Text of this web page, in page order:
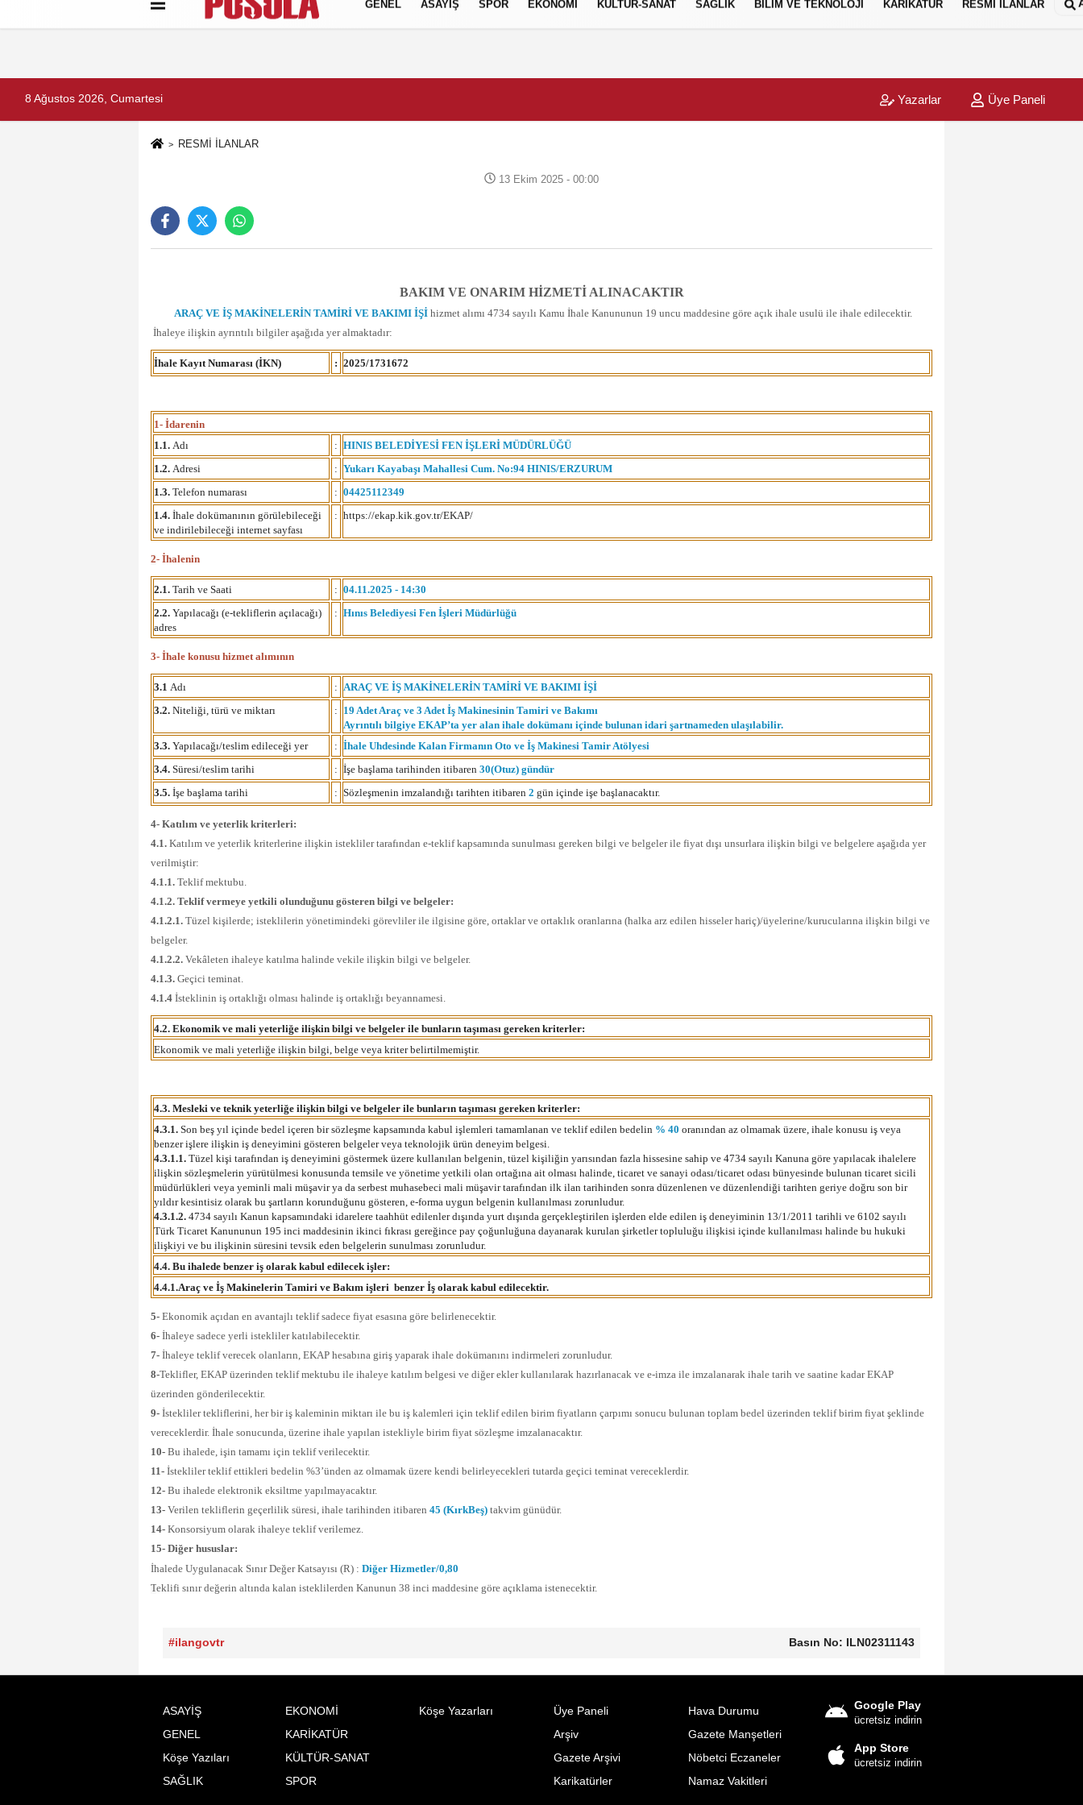
İletişim Gizlilik Politikası
GENEL ASAYİŞ SPOR EKONOMİ KÜLTÜR-SANAT SAĞLIK BİLİM VE TEKNOLOJİ KARİKATÜR RESMİ İLANLAR
8 Ağustos 2026, Cumartesi Yazarlar Üye Paneli
RESMİ İLANLAR
13 Ekim 2025 - 00:00
BAKIM VE ONARIM HİZMETİ ALINACAKTIR
ARAÇ VE İŞ MAKİNELERİN TAMİRİ VE BAKIMI İŞİ hizmet alımı 4734 sayılı Kamu İhale Kanununun 19 uncu maddesine göre açık ihale usulü ile ihale edilecektir.
İhaleye ilişkin ayrıntılı bilgiler aşağıda yer almaktadır:
İhale Kayıt Numarası (İKN) : 2025/1731672
1- İdarenin
1.1. Adı : HINIS BELEDİYESİ FEN İŞLERİ MÜDÜRLÜĞÜ
1.2. Adresi : Yukarı Kayabaşı Mahallesi Cum. No:94 HINIS/ERZURUM
1.3. Telefon numarası : 04425112349
1.4. İhale dokümanının görülebileceği
ve indirilebileceği internet sayfası
: https://ekap.kik.gov.tr/EKAP/
2- İhalenin
2.1. Tarih ve Saati : 04.11.2025 - 14:30
2.2. Yapılacağı (e-tekliflerin açılacağı)
adres
: Hınıs Belediyesi Fen İşleri Müdürlüğü
3- İhale konusu hizmet alımının
3.1 Adı : ARAÇ VE İŞ MAKİNELERİN TAMİRİ VE BAKIMI İŞİ
3.2. Niteliği, türü ve miktarı : 19 Adet Araç ve 3 Adet İş Makinesinin Tamiri ve Bakımı
Ayrıntılı bilgiye EKAP’ta yer alan ihale dokümanı içinde bulunan idari şartnameden ulaşılabilir.
3.3. Yapılacağı/teslim edileceği yer : İhale Uhdesinde Kalan Firmanın Oto ve İş Makinesi Tamir Atölyesi
3.4. Süresi/teslim tarihi : İşe başlama tarihinden itibaren 30(Otuz) gündür
3.5. İşe başlama tarihi : Sözleşmenin imzalandığı tarihten itibaren 2 gün içinde işe başlanacaktır.
4- Katılım ve yeterlik kriterleri:
4.1. Katılım ve yeterlik kriterlerine ilişkin istekliler tarafından e-teklif kapsamında sunulması gereken bilgi ve belgeler ile fiyat dışı unsurlara ilişkin bilgi ve belgelere aşağıda yer
verilmiştir:
4.1.1. Teklif mektubu.
4.1.2. Teklif vermeye yetkili olunduğunu gösteren bilgi ve belgeler:
4.1.2.1. Tüzel kişilerde; isteklilerin yönetimindeki görevliler ile ilgisine göre, ortaklar ve ortaklık oranlarına (halka arz edilen hisseler hariç)/üyelerine/kurucularına ilişkin bilgi ve
belgeler.
4.1.2.2. Vekâleten ihaleye katılma halinde vekile ilişkin bilgi ve belgeler.
4.1.3. Geçici teminat.
4.1.4 İsteklinin iş ortaklığı olması halinde iş ortaklığı beyannamesi.
4.2. Ekonomik ve mali yeterliğe ilişkin bilgi ve belgeler ile bunların taşıması gereken kriterler:
Ekonomik ve mali yeterliğe ilişkin bilgi, belge veya kriter belirtilmemiştir.
4.3. Mesleki ve teknik yeterliğe ilişkin bilgi ve belgeler ile bunların taşıması gereken kriterler:
4.3.1. Son beş yıl içinde bedel içeren bir sözleşme kapsamında kabul işlemleri tamamlanan ve teklif edilen bedelin % 40 oranından az olmamak üzere, ihale konusu iş veya
benzer işlere ilişkin iş deneyimini gösteren belgeler veya teknolojik ürün deneyim belgesi.
4.3.1.1. Tüzel kişi tarafından iş deneyimini göstermek üzere kullanılan belgenin, tüzel kişiliğin yarısından fazla hissesine sahip ve 4734 sayılı Kanuna göre yapılacak ihalelere
ilişkin sözleşmelerin yürütülmesi konusunda temsile ve yönetime yetkili olan ortağına ait olması halinde, ticaret ve sanayi odası/ticaret odası bünyesinde bulunan ticaret sicili
müdürlükleri veya yeminli mali müşavir ya da serbest muhasebeci mali müşavir tarafından ilk ilan tarihinden sonra düzenlenen ve düzenlendiği tarihten geriye doğru son bir
yıldır kesintisiz olarak bu şartların korunduğunu gösteren, e-forma uygun belgenin kullanılması zorunludur.
4.3.1.2. 4734 sayılı Kanun kapsamındaki idarelere taahhüt edilenler dışında yurt dışında gerçekleştirilen işlerden elde edilen iş deneyiminin 13/1/2011 tarihli ve 6102 sayılı
Türk Ticaret Kanununun 195 inci maddesinin ikinci fıkrası gereğince pay çoğunluğuna dayanarak kurulan şirketler topluluğu ilişkisi içinde kullanılması halinde bu hukuki
ilişkiyi ve bu ilişkinin süresini tevsik eden belgelerin sunulması zorunludur.
4.4. Bu ihalede benzer iş olarak kabul edilecek işler:
4.4.1.Araç ve İş Makinelerin Tamiri ve Bakım işleri benzer İş olarak kabul edilecektir.
5- Ekonomik açıdan en avantajlı teklif sadece fiyat esasına göre belirlenecektir.
6- İhaleye sadece yerli istekliler katılabilecektir.
7- İhaleye teklif verecek olanların, EKAP hesabına giriş yaparak ihale dokümanını indirmeleri zorunludur.
8-Teklifler, EKAP üzerinden teklif mektubu ile ihaleye katılım belgesi ve diğer ekler kullanılarak hazırlanacak ve e-imza ile imzalanarak ihale tarih ve saatine kadar EKAP
üzerinden gönderilecektir.
9- İstekliler tekliflerini, her bir iş kaleminin miktarı ile bu iş kalemleri için teklif edilen birim fiyatların çarpımı sonucu bulunan toplam bedel üzerinden teklif birim fiyat şeklinde
vereceklerdir. İhale sonucunda, üzerine ihale yapılan istekliyle birim fiyat sözleşme imzalanacaktır.
10- Bu ihalede, işin tamamı için teklif verilecektir.
11- İstekliler teklif ettikleri bedelin %3’ünden az olmamak üzere kendi belirleyecekleri tutarda geçici teminat vereceklerdir.
12- Bu ihalede elektronik eksiltme yapılmayacaktır.
13- Verilen tekliflerin geçerlilik süresi, ihale tarihinden itibaren 45 (KırkBeş) takvim günüdür.
14- Konsorsiyum olarak ihaleye teklif verilemez.
15- Diğer hususlar:
İhalede Uygulanacak Sınır Değer Katsayısı (R) : Diğer Hizmetler/0,80
Teklifi sınır değerin altında kalan isteklilerden Kanunun 38 inci maddesine göre açıklama istenecektir.
#ilangovtr Basın No: ILN02311143
ASAYİŞ
EKONOMİ
GENEL
KARİKATÜR
Köşe Yazıları
KÜLTÜR-SANAT
SAĞLIK
SPOR
Köşe Yazarları
Üye Paneli
Arşiv
Gazete Arşivi
Karikatürler
Hava Durumu
Gazete Manşetleri
Nöbetci Eczaneler
Namaz Vakitleri
Google Play
ücretsiz indirin
App Store
ücretsiz indirin